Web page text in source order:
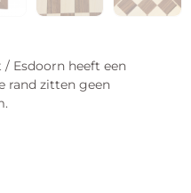
Esdoorn heeft een
rand zitten geen